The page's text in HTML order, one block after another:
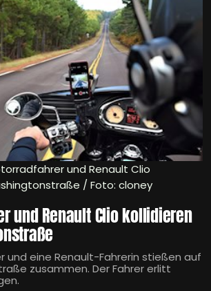
und Renault Clio
/ Foto: cloney
und Renault Clio kollidieren
und eine Renault-Fahrerin stießen auf
zusammen. Der Fahrer erlitt